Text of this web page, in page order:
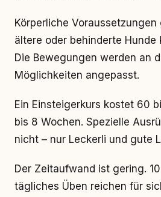
Körperliche
ältere oder behinderte Hunde
Die Bewegungen werden an
Möglichkeiten angepasst.
Ein Einsteigerkurs kostet 60
bis 8 Wochen. Spezielle
nicht – nur Leckerli und gute
Der Zeitaufwand ist gering.
tägliches Üben reichen für